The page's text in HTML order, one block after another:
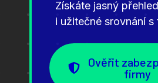
Získáte jasný
i užitečné srovnání s
Ověřit
firmy